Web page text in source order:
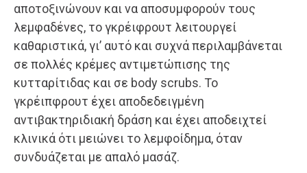
αποτοξινώνουν και να αποσυμφορούν τους
λεμφαδένες, το γκρέιφρουτ λειτουργεί
καθαριστικά, γι’ αυτό και συχνά περιλαμβάνεται
σε πολλές κρέμες αντιμετώπισης της
κυτταρίτιδας και σε body scrubs. Το
γκρέιπφρουτ έχει αποδεδειγμένη
αντιβακτηριδιακή δράση και έχει αποδειχτεί
κλινικά ότι μειώνει το λεμφοίδημα, όταν
συνδυάζεται με απαλό μασάζ.